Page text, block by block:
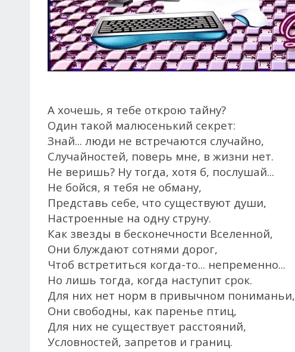
А хочешь, я тебе открою тайну?
Один такой малюсенький секрет:
Знай... люди не встречаются случайно,
Случайностей, поверь мне, в жизни нет.
Не веришь? Ну тогда, хотя б, послушай...
Не бойся, я тебя не обману,
Представь себе, что существуют души,
Настроенные на одну струну.
Как звезды в бесконечности Вселенной,
Они блуждают сотнями дорог,
Чтоб встретиться когда-то... непременно...
Но лишь тогда, когда наступит срок.
Для них нет норм в привычном пониманьи,
Они свободны, как паренье птиц,
Для них не существует расстояний,
Условностей, запретов и границ.